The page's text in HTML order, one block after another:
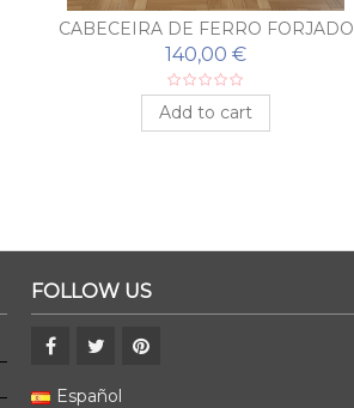
CABECEIRA DE FERRO FORJADO
TERRA
140,00 €
Add to cart
FOLLOW US
Español